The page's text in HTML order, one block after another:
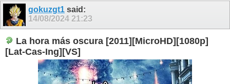
gokuzgt1 said:
14/08/2024 21:23
La hora más oscura [2011][MicroHD][1080p]
[Lat-Cas-Ing][VS]